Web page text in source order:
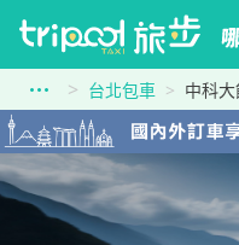
台北包車 中科